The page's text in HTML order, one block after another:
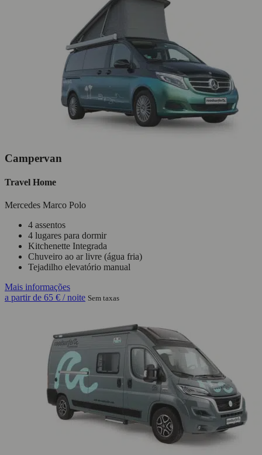
Campervan
Travel Home
Mercedes Marco Polo
4 assentos
4 lugares para dormir
Kitchenette Integrada
Chuveiro ao ar livre (água fria)
Tejadilho elevatório manual
Mais informações
a partir de 65 € / noite Sem taxas